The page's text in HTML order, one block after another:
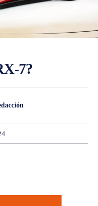
7?